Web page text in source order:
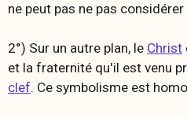
ne peut pas ne pas
2°) Sur un autre plan, le Christ
et la fraternité qu'il est venu
clef. Ce symbolisme est